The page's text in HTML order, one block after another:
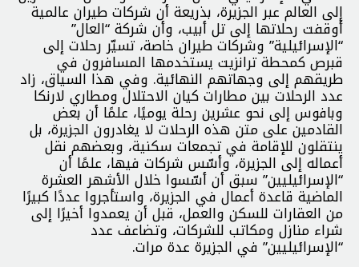
إلى العالم عبر الجزيرة، بذريعة أن شركات طيران عالمية
أوقفت رحلاتها إلى تل أبيب، وأن شركة “العال”
“الإسرائيلية” وشركات طيران خاصة، تسيّر رحلات إلى
قبرص كمحطة ترانزيت يستخدمها المسافرون في
طريقهم إلى وجهاتهم النهائية. وفي هذا السياق، زاد
عدد الرحلات بين مطارات كيان الاحتلال ومطاري لارنكا
وبافوس إلى نحو عشرين رحلة يوميًا، علمًا أن بعض
القادمين على متن هذه الرحلات لا يغادرون الجزيرة، بل
ينتقلون للإقامة في تجمعات سكنية، وبعضهم نقل
أعماله إلى الجزيرة، وأسّس شركات فيها، علمًا أن
“الإسرائيليين” سبق أن أسّسوا خلال الأشهر العشرة
الماضية قاعدة أعمال في الجزيرة، واستأجروا عددًا كبيرًا
من العقارات للسكن والعمل، قبل أن يعمدوا أخيرًا إلى
شراء منازل ومكاتب للشركات، وتضاعف عدد
“الإسرائيليين” في الجزيرة عدة مرات.